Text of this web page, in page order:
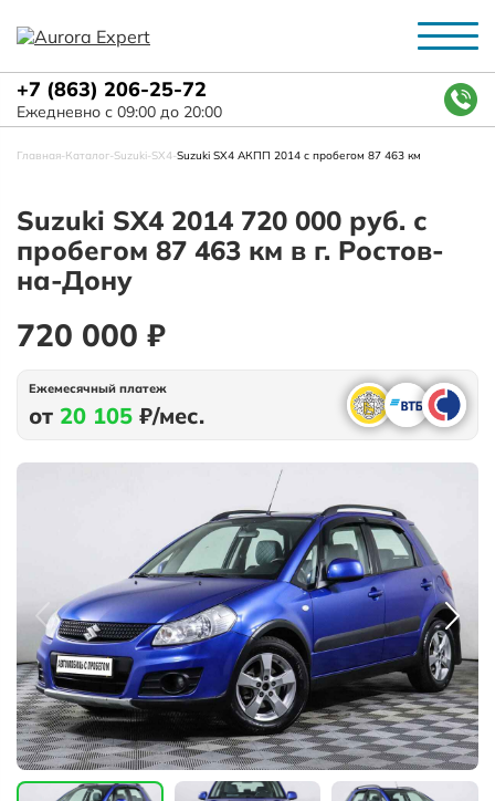
+7 (863) 206-25-72
Ежедневно с 09:00 до 20:00
Главная-Каталог-Suzuki-SX4-Suzuki SX4 АКПП 2014 с пробегом 87 463 км
Suzuki SX4 2014 720 000 руб. с
пробегом 87 463 км в г. Ростов-
на-Дону
720 000 ₽
Ежемесячный платеж
от 20 105 ₽/мес.